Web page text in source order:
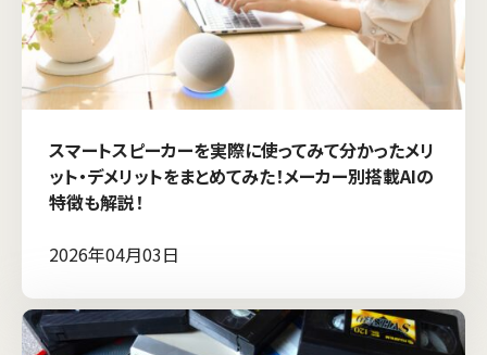
スマートスピーカーを実際に使ってみて分かったメリ
ット・デメリットをまとめてみた！メーカー別搭載AIの
特徴も解説！
2026年04月03日